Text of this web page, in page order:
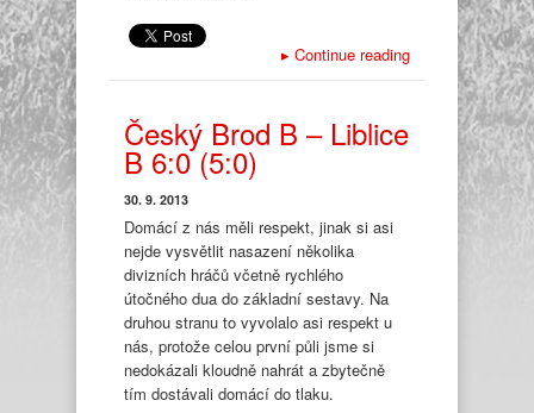
▸ Continue reading
Český Brod B – Liblice
B 6:0 (5:0)
30. 9. 2013
Domácí z nás měli respekt, jinak si asi
nejde vysvětlit nasazení několika
divizních hráčů včetně rychlého
útočného dua do základní sestavy. Na
druhou stranu to vyvolalo asi respekt u
nás, protože celou první půli jsme si
nedokázali kloudně nahrát a zbytečně
tím dostávali domácí do tlaku.